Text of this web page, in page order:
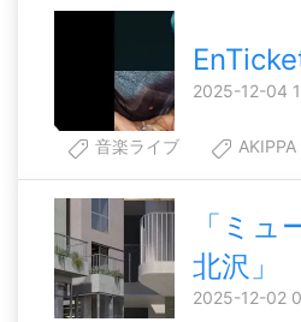
2025-12-04
音楽ライブ AKIPPA
「ミュ
北沢」
2025-12-02